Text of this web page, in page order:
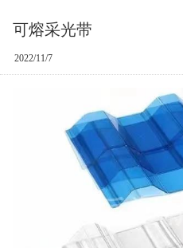
可熔采光带
2022/11/7